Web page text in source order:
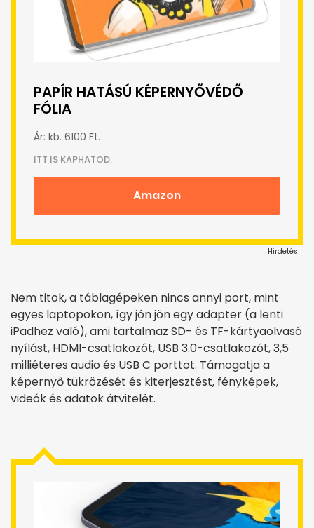
PAPÍR HATÁSÚ KÉPERNYŐVÉDŐ
FÓLIA
Ár: kb. 6100 Ft.
ITT IS KAPHATOD:
Amazon
Hirdetés
Nem titok, a táblagépeken nincs annyi port, mint
egyes laptopokon, így jón jön egy adapter (a lenti
iPadhez való), ami tartalmaz SD- és TF-kártyaolvasó
nyílást, HDMI-csatlakozót, USB 3.0-csatlakozót, 3,5
milliéteres audio és USB C porttot. Támogatja a
képernyő tükrözését és kiterjesztést, fényképek,
videók és adatok átvitelét.